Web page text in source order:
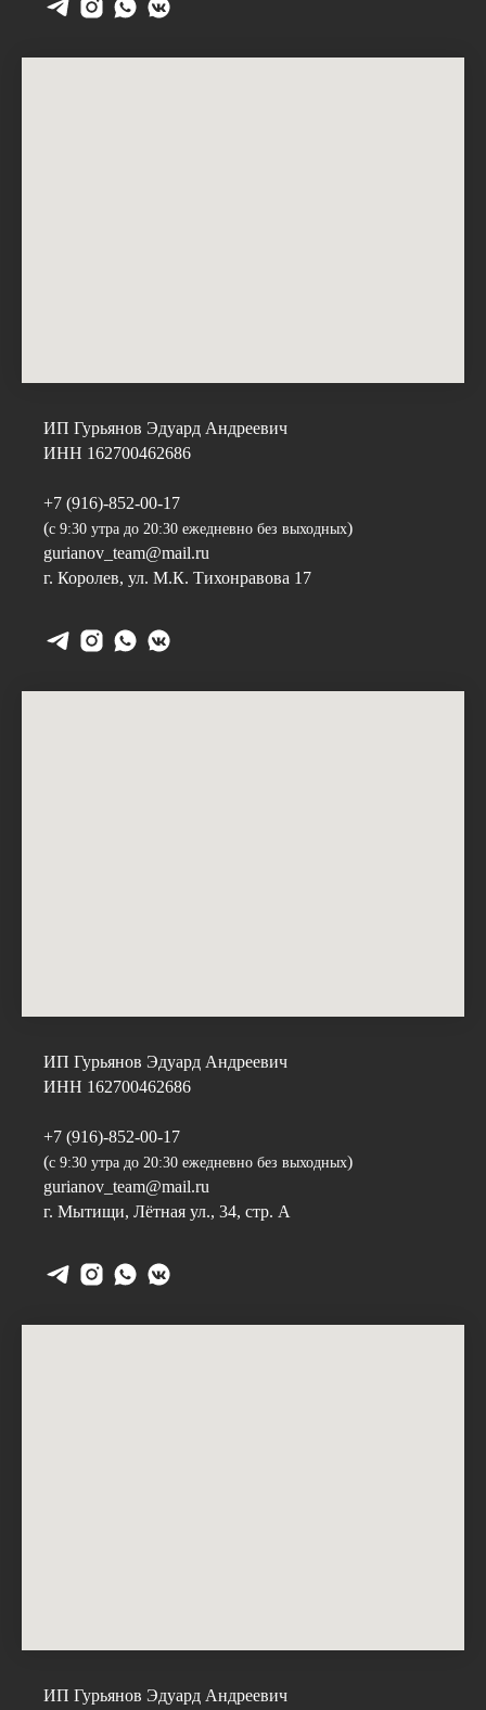
ИП Гурьянов Эдуард Андреевич
ИНН 162700462686
+7 (916)-852-00-17
(с 9:30 утра до 20:30 ежедневно без выходных)
gurianov_team@mail.ru
г. Королев, ул. М.К. Тихонравова 17
ИП Гурьянов Эдуард Андреевич
ИНН 162700462686
+7 (916)-852-00-17
(с 9:30 утра до 20:30 ежедневно без выходных)
gurianov_team@mail.ru
г. Мытищи, Лётная ул., 34, стр. А
ИП Гурьянов Эдуард Андреевич